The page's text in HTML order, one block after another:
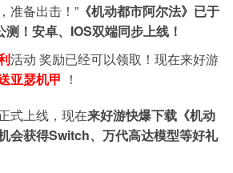
展开
准备出击！” 《机动都市阿尔法》已于
！安卓、IOS双端同步上线！
活动 奖励已经可以领取！现在来好游
亚瑟机甲 ！
式上线，现在来好游快爆下载《机动
会获得Switch、万代高达模型等好礼